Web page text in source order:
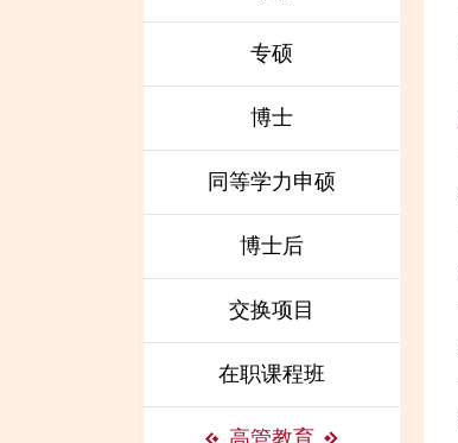
专硕
博士
同等学力申硕
博士后
交换项目
在职课程班
高管教育